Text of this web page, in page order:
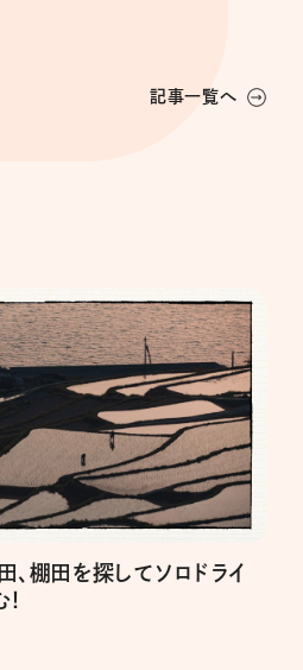
記事一覧へ
棚田を探してソロドライ